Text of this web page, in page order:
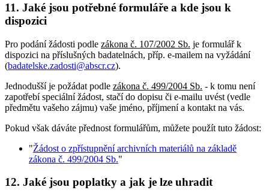
11. Jaké jsou potřebné formuláře a kde jsou k
dispozici
Pro podání žádosti podle zákona č. 107/2002 Sb. je formulář k
dispozici na příslušných badatelnách, příp. e-mailem na vyžádání
(badatelske.zadosti@abscr.cz).
Jednodušší je požádat podle zákona č. 499/2004 Sb. - k tomu není
zapotřebí speciální žádost, stačí do dopisu či e-mailu uvést (vedle
předmětu vašeho zájmu) vaše jméno, příjmení a kontakt na vás.
Pokud však dáváte přednost formulářům, můžete použít tuto žádost:
"Žádost o zpřístupnění archivních materiálů na základě
zákona č. 499/2004 Sb."
12. Jaké jsou poplatky a jak je lze uhradit